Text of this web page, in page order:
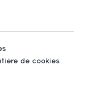
de cookies